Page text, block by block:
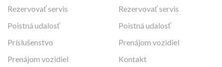
Rezervovať servis
Poistná udalosť
Príslušenstvo
Prenájom vozidiel
Rezervovať servis
Poistná udalosť
Prenájom vozidiel
Kontakt